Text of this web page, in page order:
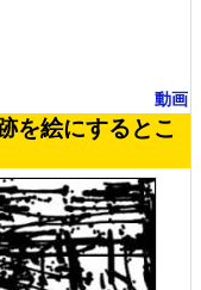
動画
を絵にするとこ